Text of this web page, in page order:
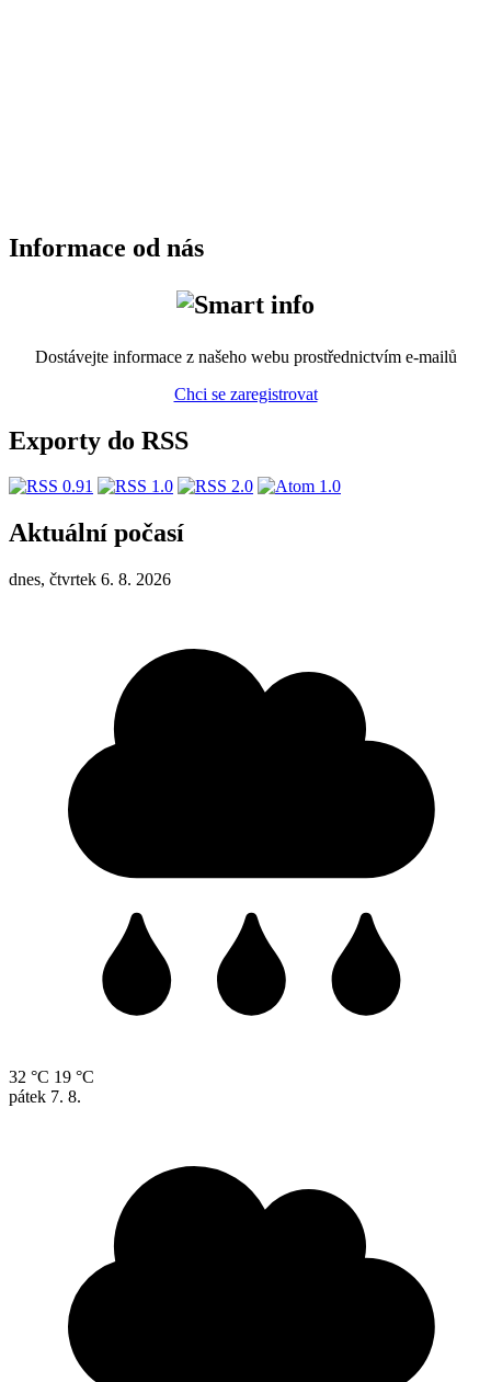
Informace od nás
Dostávejte informace z našeho webu prostřednictvím e-mailů
Chci se zaregistrovat
Exporty do RSS
Aktuální počasí
dnes, čtvrtek 6. 8. 2026
32 °C 19 °C
pátek 7. 8.